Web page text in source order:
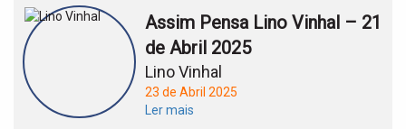
Assim Pensa Lino Vinhal – 21
de Abril 2025
Lino Vinhal
23 de Abril 2025
Ler mais